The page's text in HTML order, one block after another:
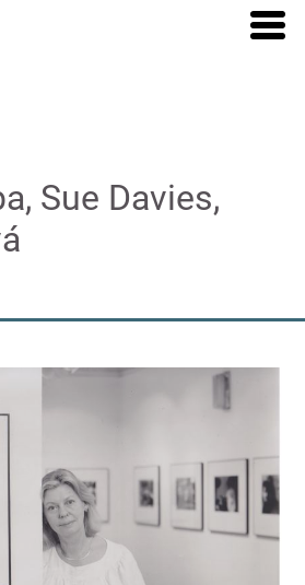
Sue Davies,